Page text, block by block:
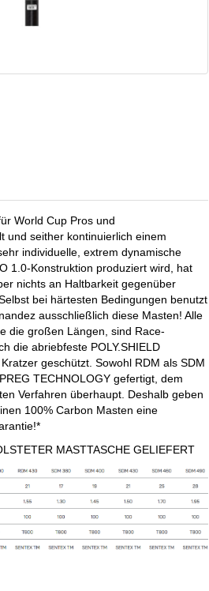
World Cup Pros und
und seither kontinuierlich einem
individuelle, extrem dynamische
1.0-Konstruktion produziert wird, hat
nichts an Haltbarkeit gegenüber
bei härtesten Bedingungen benutzt
ausschließlich diese Masten! Alle
die großen Längen, sind Race-
die abriebfeste POLY.SHIELD
geschützt. Sowohl RDM als SDM
TECHNOLOGY gefertigt, dem
Verfahren überhaupt. Deshalb geben
100% Carbon Masten eine
MASTTASCHE GELIEFERT